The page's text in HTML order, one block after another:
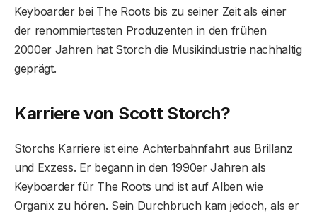
Keyboarder bei The Roots bis zu seiner Zeit als einer
der renommiertesten Produzenten in den frühen
2000er Jahren hat Storch die Musikindustrie nachhaltig
geprägt.
Karriere von Scott Storch?
Storchs Karriere ist eine Achterbahnfahrt aus Brillanz
und Exzess. Er begann in den 1990er Jahren als
Keyboarder für The Roots und ist auf Alben wie
Organix zu hören. Sein Durchbruch kam jedoch, als er